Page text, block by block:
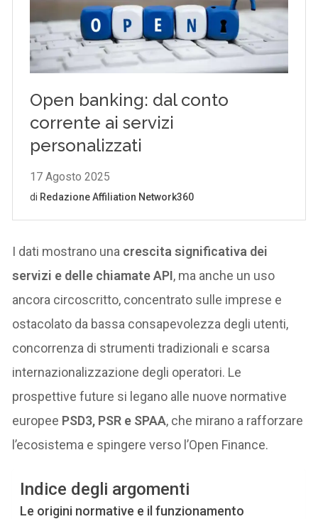
I dati mostrano una crescita significativa dei
servizi e delle chiamate API, ma anche un uso
ancora circoscritto, concentrato sulle imprese e
ostacolato da bassa consapevolezza degli utenti,
concorrenza di strumenti tradizionali e scarsa
internazionalizzazione degli operatori. Le
prospettive future si legano alle nuove normative
europee PSD3, PSR e SPAA, che mirano a rafforzare
l’ecosistema e spingere verso l’Open Finance.
Indice degli argomenti
Le origini normative e il funzionamento